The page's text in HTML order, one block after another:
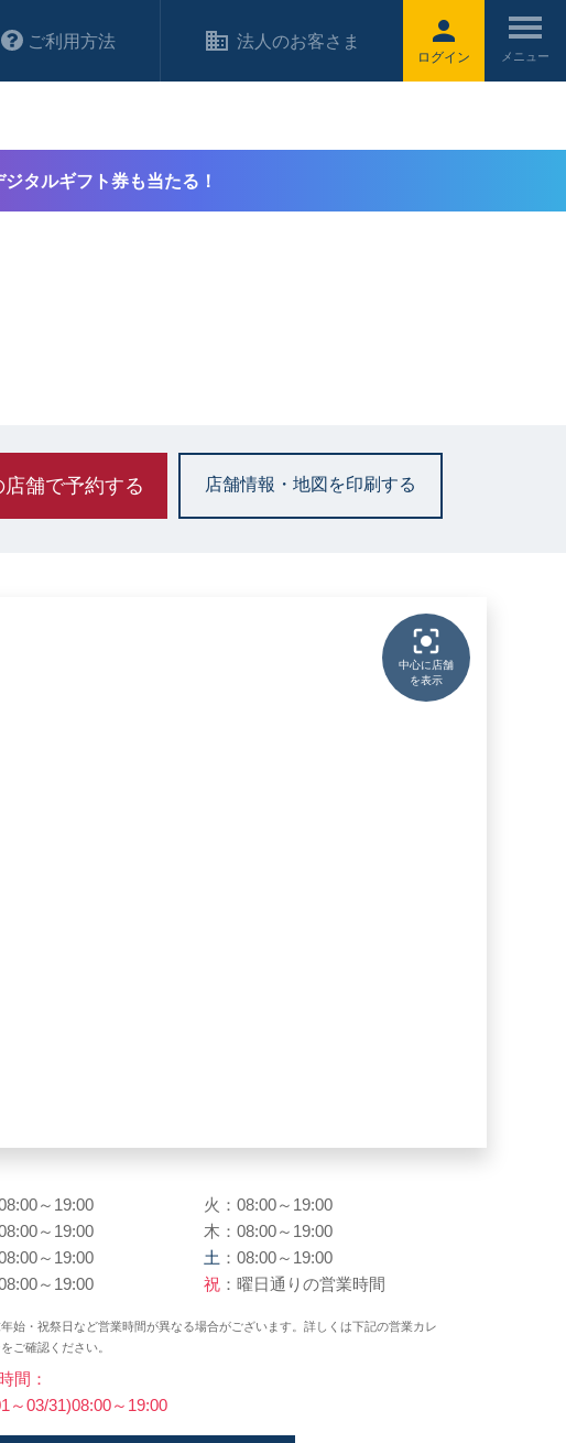
ログイン
ご利用方法 法人のお客さま
タルギフト券も当たる！
店舗で予約する 店舗情報・地図を印刷する
中心に店舗
を表示
～19:00
火：08:00～19:00
～19:00
木：08:00～19:00
～19:00
土 ：08:00～19:00
～19:00 祝 ：曜日通りの営業時間
始・祝祭日など営業時間が異なる場合がございます。詳しくは下記の営業カレ
ご確認ください。
間：
～03/31)08:00～19:00